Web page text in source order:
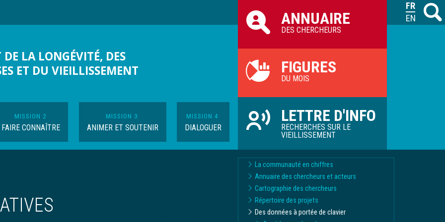
M
LA LONGÉVITÉ, DES
ET DU VIEILLISSEMENT
MISSION 2
FAIRE CONNAÎTRE
MISSION 3
ANIMER ET SOUTENIR
MISSION 4
DIALOGUER
ILVV
ANNUAIRE
DES CHERCHEURS
FIGURES
DU MOIS
LETTRE D'INFO
RECHERCHES SUR LE
VIEILLISSEMENT
La communauté en chiffres
Annuaire des chercheurs et acteurs
Cartographie des chercheurs
Répertoire des projets
Des données à portée de clavier
FRANÇAIS
ENGLISH